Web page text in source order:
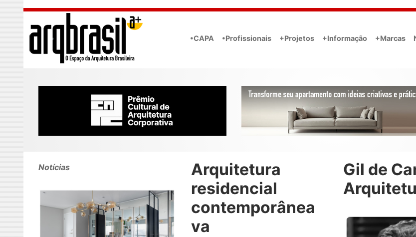
Skip to main content
•CAPA •Profissionais +Projetos +Informação +Marcas
Arquitetura
residencial
contemporânea
va
Gil de
Notícias